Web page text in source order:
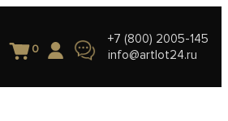
0
+7 (800) 2005-145
info@artlot24.ru